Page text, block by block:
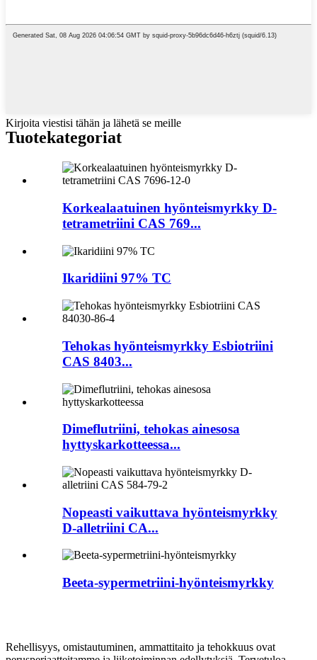
Kirjoita viestisi tähän ja lähetä se meille
Tuotekategoriat
Korkealaatuinen hyönteismyrkky D-
tetrametriini CAS 769...
Ikaridiini 97% TC
Tehokas hyönteismyrkky Esbiotriini
CAS 8403...
Dimeflutriini, tehokas ainesosa
hyttyskarkotteessa...
Nopeasti vaikuttava hyönteismyrkky
D-alletriini CA...
Beeta-sypermetriini-hyönteismyrkky
Rehellisyys, omistautuminen, ammattitaito ja tehokkuus ovat